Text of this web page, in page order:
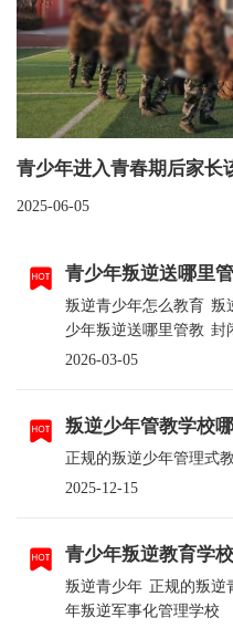
青少年进入青春期后家长
2025-06-05
叛逆青少年怎么教育 叛
少年叛逆送哪里管教 封
2026-03-05
叛逆少年管教学校
正规的叛逆少年管理式
2025-12-15
青少年叛逆教育学
叛逆青少年 正规的叛逆
年叛逆军事化管理学校